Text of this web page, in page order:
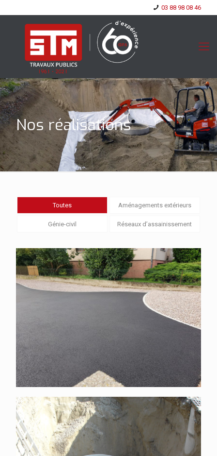
03 88 98 08 46
Nos réalisations
Toutes Aménagements extérieurs
Génie-civil Réseaux d’assainissement
Cour enrobés graviers
Prétraitement des eaux usées